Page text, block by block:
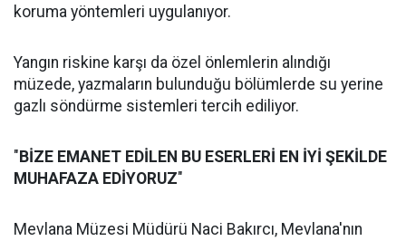
koruma yöntemleri uygulanıyor.
Yangın riskine karşı da özel önlemlerin alındığı
müzede, yazmaların bulunduğu bölümlerde su yerine
gazlı söndürme sistemleri tercih ediliyor.
" BİZE EMANET EDİLEN BU ESERLERİ EN İYİ ŞEKİLDE
MUHAFAZA EDİYORUZ"
Mevlana Müzesi Müdürü Naci Bakırcı, Mevlana'nın